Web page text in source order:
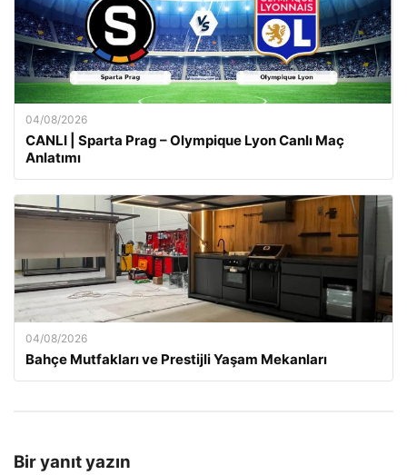
04/08/2026
CANLI | Sparta Prag – Olympique Lyon Canlı Maç
Anlatımı
04/08/2026
Bahçe Mutfakları ve Prestijli Yaşam Mekanları
Bir yanıt yazın